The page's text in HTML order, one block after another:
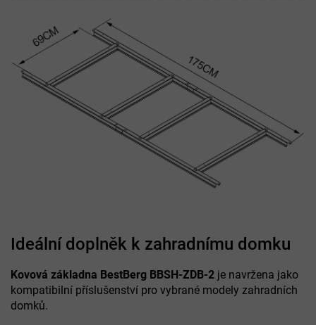
Ideální doplněk k zahradnímu domku
Kovová základna BestBerg BBSH-ZDB-2 je navržena jako
kompatibilní příslušenství pro vybrané modely zahradních
domků.